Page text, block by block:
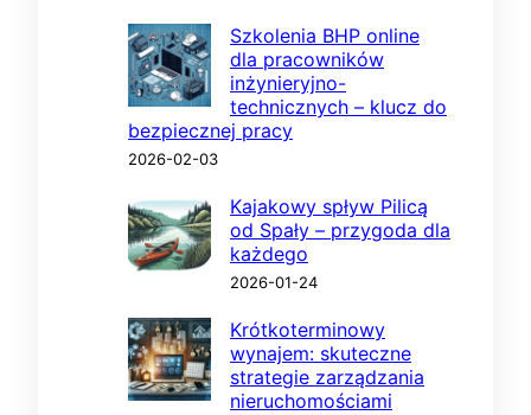
Szkolenia BHP online
dla pracowników
inżynieryjno-
technicznych – klucz do
bezpiecznej pracy
2026-02-03
Kajakowy spływ Pilicą
od Spały – przygoda dla
każdego
2026-01-24
Krótkoterminowy
wynajem: skuteczne
strategie zarządzania
nieruchomościami